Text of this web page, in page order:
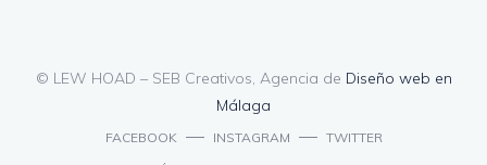
© LEW HOAD – SEB Creativos, Agencia de Diseño web en
Málaga
FACEBOOK INSTAGRAM
TWITTER